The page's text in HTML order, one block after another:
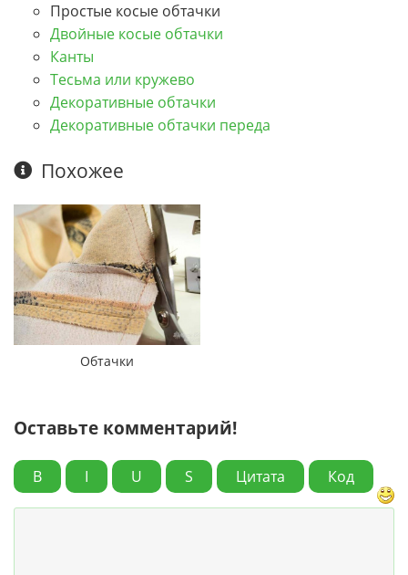
Простые косые обтачки
Двойные косые обтачки
Канты
Тесьма или кружево
Декоративные обтачки
Декоративные обтачки переда
Похожее
Обтачки
Оставьте комментарий!
B I U S Цитата Код